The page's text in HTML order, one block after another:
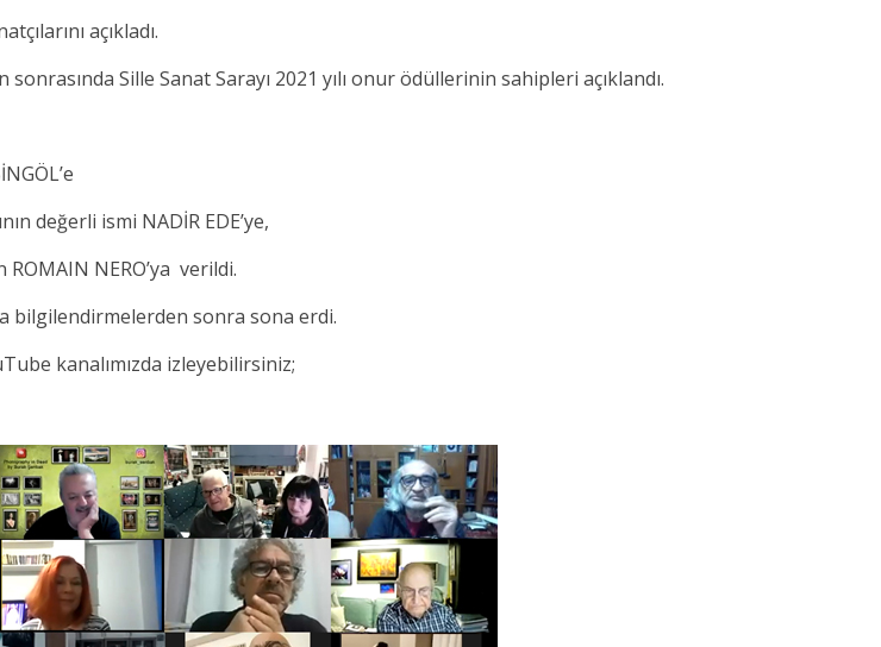
açıkladı.
Sille Sanat Sarayı 2021 yılı onur ödüllerinin sahipleri açıklandı.
değerli ismi NADİR EDE’ye,
NERO’ya verildi.
bilgilendirmelerden sonra sona erdi.
kanalımızda izleyebilirsiniz;